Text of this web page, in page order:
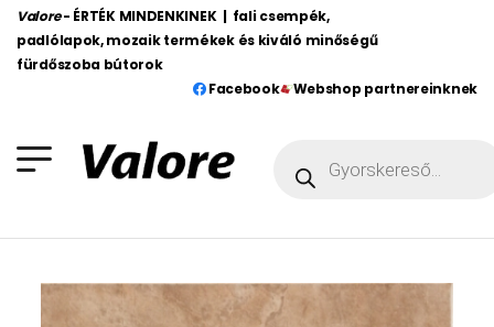
Valore - ÉRTÉK MINDENKINEK | fali csempék,
padlólapok, mozaik termékek és kiváló minőségű
fürdőszoba bútorok
Facebook
Webshop partnereinknek